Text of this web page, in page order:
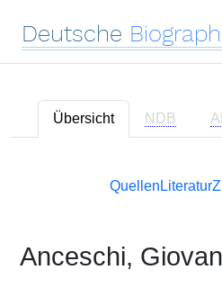
Deutsche
Übersicht NDB
Quellen Literatur
Anceschi,